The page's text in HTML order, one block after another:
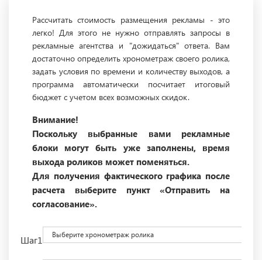
Рассчитать стоимость размещения рекламы - это
легко! Для этого не нужно отправлять запросы в
рекламные агентства и "дожидаться" ответа. Вам
достаточно определить хронометраж своего ролика,
задать условия по времени и количеству выходов, а
программа автоматически посчитает итоговый
бюджет с учетом всех возможных скидок.
Внимание!
Поскольку выбранные вами рекламные
блоки могут быть уже заполнены, время
выхода роликов может поменяться.
Для получения фактического графика после
расчета выберите пункт «Отправить на
согласование».
Шаг1 Выберите хронометраж ролика